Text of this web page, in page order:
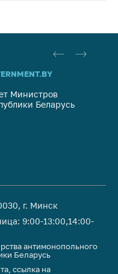
Министров
Беларусь
г. Минск
9:00-13:00,14:00-
антимонопольного
Беларусь
ссылка на